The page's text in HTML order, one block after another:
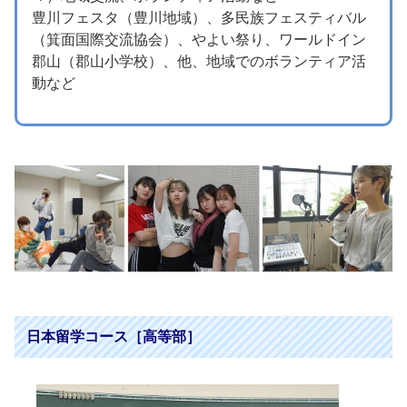
豊川フェスタ（豊川地域）、多民族フェスティバル
（箕面国際交流協会）、やよい祭り、ワールドイン
郡山（郡山小学校）、他、地域でのボランティア活
動など
日本留学コース［高等部］